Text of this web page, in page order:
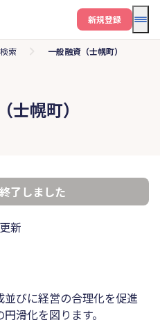
メ
新規登録
索 一般融資（士幌町）
士幌町）
了しました
新
びに経営の合理化を促進
滑化を図ります。